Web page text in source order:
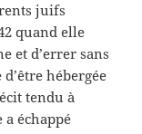
juifs
quand elle
et d’errer sans
hébergée
tendu à
échappé